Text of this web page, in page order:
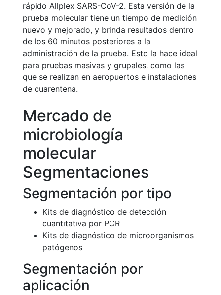
rápido Allplex SARS-CoV-2. Esta versión de la
prueba molecular tiene un tiempo de medición
nuevo y mejorado, y brinda resultados dentro
de los 60 minutos posteriores a la
administración de la prueba. Esto la hace ideal
para pruebas masivas y grupales, como las
que se realizan en aeropuertos e instalaciones
de cuarentena.
Mercado de
microbiología
molecular
Segmentaciones
Segmentación por tipo
Kits de diagnóstico de detección
cuantitativa por PCR
Kits de diagnóstico de microorganismos
patógenos
Segmentación por
aplicación